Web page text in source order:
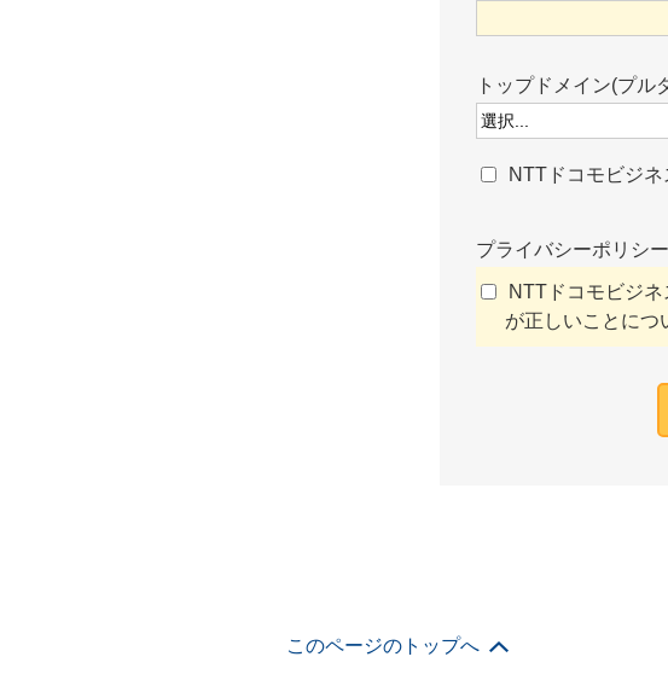
トップドメイン(プル
NTTドコモビジ
プライバシーポリシ
NTTドコモビジネ
が正しいことにつ
このページのトップへ